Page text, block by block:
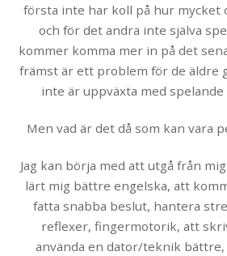
första inte har koll på hur mycket
och för det andra inte själva
kommer komma mer in på det
främst är ett problem för de äldre
inte är uppväxta med
Men vad är det då som kan vara
Jag kan börja med att utgå från
lärt mig bättre engelska, att
fatta snabba beslut, hantera
reflexer, fingermotorik, att
använda en dator/teknik